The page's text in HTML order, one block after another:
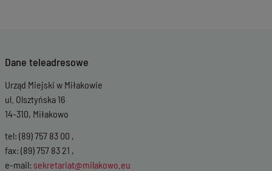
Dane teleadresowe
Urząd Miejski w Miłakowie
ul. Olsztyńska 16
14-310, Miłakowo
tel: (89) 757 83 00 ,
fax: (89) 757 83 21 ,
e-mail: sekretariat@milakowo.eu